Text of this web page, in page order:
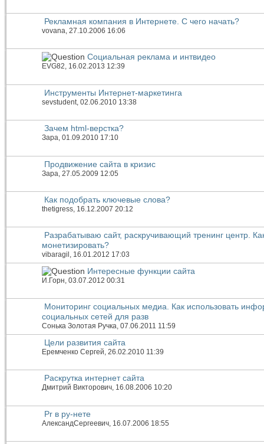
Рекламная компания в Интернете. С чего начать?
vovana , 27.10.2006 16:06
Социальная реклама и интвидео
EVG82, 16.02.2013 12:39
Инструменты Интернет-маркетинга
sevstudent , 02.06.2010 13:38
Зачем html-верстка?
Зара, 01.09.2010 17:10
Продвижение сайта в кризис
Зара , 27.05.2009 12:05
Как подобрать ключевые слова?
thetigress, 16.12.2007 20:12
Разрабатываю сайт, раскручивающий тренинг центр.
монетизировать?
vibaragil , 16.01.2012 17:03
Интересные функции сайта
И.Горн, 03.07.2012 00:31
Мониторинг социальных медиа. Как использовать
социальных сетей для разв
Сонька Золотая Ручка, 07.06.2011 11:59
Цели развития сайта
Еремченко Сергей, 26.02.2010 11:39
Раскрутка интернет сайта
Дмитрий Викторович, 16.08.2006 10:20
Pr в ру-нете
АлександСергеевич, 16.07.2006 18:55